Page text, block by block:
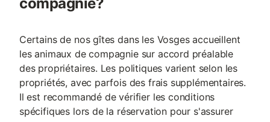
Certains de nos gîtes dans les Vosges accueillent
les animaux de compagnie sur accord préalable
des propriétaires. Les politiques varient selon les
propriétés, avec parfois des frais supplémentaires.
Il est recommandé de vérifier les conditions
spécifiques lors de la réservation pour s'assurer